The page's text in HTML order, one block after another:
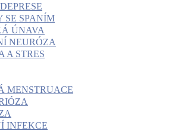
SE SPANÍM
ÚNAVA
NEURÓZA
A STRES
MENSTRUACE
INFEKCE